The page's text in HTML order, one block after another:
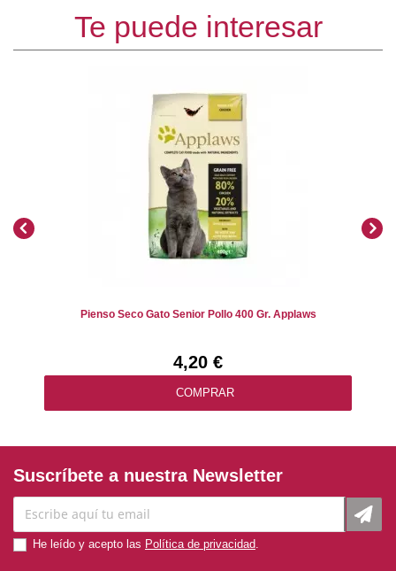
Te puede interesar
Pienso Seco Gato Senior Pollo 400 Gr. Applaws
4,20 €
COMPRAR
Suscríbete a nuestra Newsletter
He leído y acepto las Política de privacidad